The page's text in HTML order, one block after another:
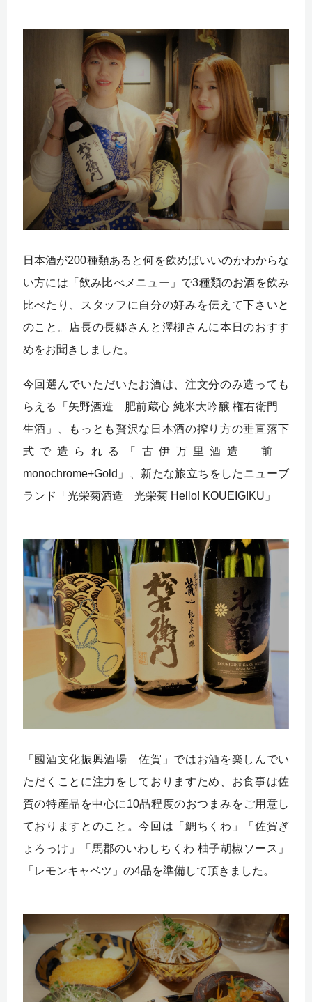
日本酒が200種類あると何を飲めばいいのかわからな
い方には「飲み比べメニュー」で3種類のお酒を飲み
比べたり、スタッフに自分の好みを伝えて下さいと
のこと。店長の長郷さんと澤柳さんに本日のおすす
めをお聞きしました。
今回選んでいただいたお酒は、注文分のみ造っても
らえる「矢野酒造 肥前蔵心 純米大吟醸 権右衛門
生酒」、もっとも贅沢な日本酒の搾り方の垂直落下
式で造られる「古伊万里酒造 前
monochrome+Gold」、新たな旅立ちをしたニューブ
ランド「光栄菊酒造 光栄菊 Hello! KOUEIGIKU」
「國酒文化振興酒場 佐賀」ではお酒を楽しんでい
ただくことに注力をしておりますため、お食事は佐
賀の特産品を中心に10品程度のおつまみをご用意し
ておりますとのこと。今回は「鯛ちくわ」「佐賀ぎ
ょろっけ」「馬郡のいわしちくわ 柚子胡椒ソース」
「レモンキャベツ」の4品を準備して頂きました。